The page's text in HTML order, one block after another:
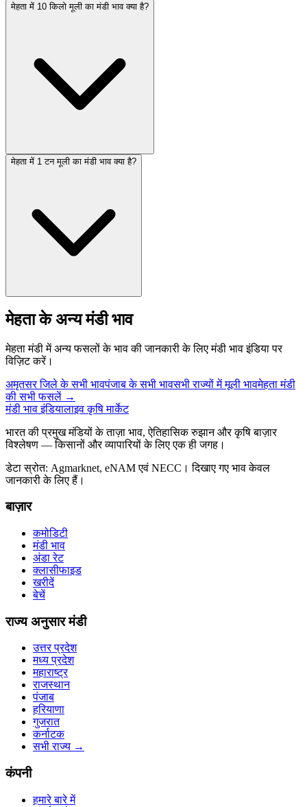
मेहता में 10 किलो मूली का मंडी भाव क्या है?
मेहता में 1 टन मूली का मंडी भाव क्या है?
मेहता के अन्य मंडी भाव
मेहता मंडी में अन्य फसलों के भाव की जानकारी के लिए मंडी भाव इंडिया पर
विज़िट करें।
अमृतसर जिले के सभी भावपंजाब के सभी भावसभी राज्यों में मूली भावमेहता मंडी
की सभी फसलें →
मंडी भाव इंडियालाइव कृषि मार्केट
भारत की प्रमुख मंडियों के ताज़ा भाव, ऐतिहासिक रुझान और कृषि बाज़ार
विश्लेषण — किसानों और व्यापारियों के लिए एक ही जगह।
डेटा स्रोत: Agmarknet, eNAM एवं NECC। दिखाए गए भाव केवल
जानकारी के लिए हैं।
बाज़ार
कमोडिटी
मंडी भाव
अंडा रेट
क्लासीफाइड
खरीदें
बेचें
राज्य अनुसार मंडी
उत्तर प्रदेश
मध्य प्रदेश
महाराष्ट्र
राजस्थान
पंजाब
हरियाणा
गुजरात
कर्नाटक
सभी राज्य →
कंपनी
हमारे बारे में